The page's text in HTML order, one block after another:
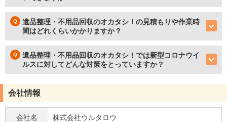
遺品整理・不用品回収のオカタシ！の見積もりや作業時
間はどれくらいかかりますか？
遺品整理・不用品回収のオカタシ！では新型コロナウイ
ルスに対してどんな対策をとっていますか？
会社情報
会社名 株式会社ウルタロウ